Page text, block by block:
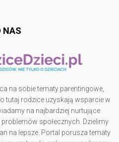
NAS
na sobie tematy parentingowe,
tutaj rodzice uzyskają wsparcie w
na najbardziej nurtujące
społecznych. Dzielimy
na lepsze. Portal porusza tematy